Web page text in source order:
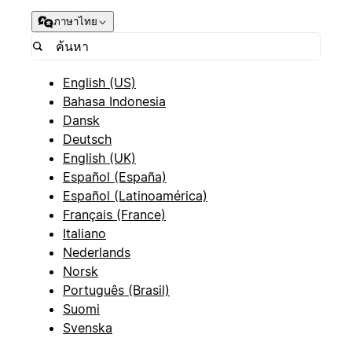
ภาษาไทย
English (US)
Bahasa Indonesia
Dansk
Deutsch
English (UK)
Español (España)
Español (Latinoamérica)
Français (France)
Italiano
Nederlands
Norsk
Português (Brasil)
Suomi
Svenska